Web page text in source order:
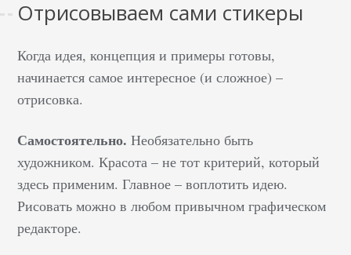
Отрисовываем сами стикеры
Когда идея, концепция и примеры готовы,
начинается самое интересное (и сложное) –
отрисовка.
Самостоятельно.Необязательно быть
художником. Красота – не тот критерий, который
здесь применим. Главное – воплотить идею.
Рисовать можно в любом привычном графическом
редакторе.